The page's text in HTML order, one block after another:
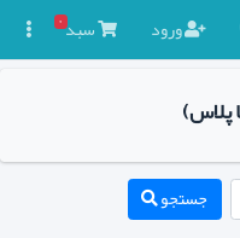
ورود سبد۰
پلاس)
جستجو